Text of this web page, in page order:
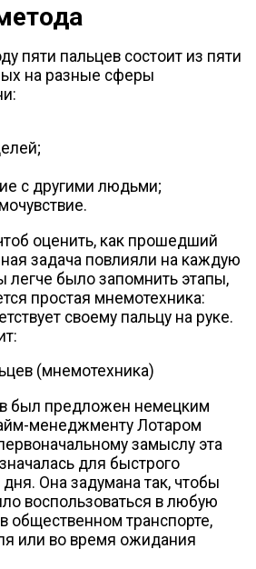
пяти пальцев состоит из пяти
на разные сферы
с другими людьми;
оценить, как прошедший
задача повлияли на каждую
легче было запомнить этапы,
простая мнемотехника:
своему пальцу на руке.
был предложен немецким
менеджменту Лотаром
замыслу эта
для быстрого
Она задумана так, чтобы
воспользоваться в любую
общественном транспорте,
или во время ожидания